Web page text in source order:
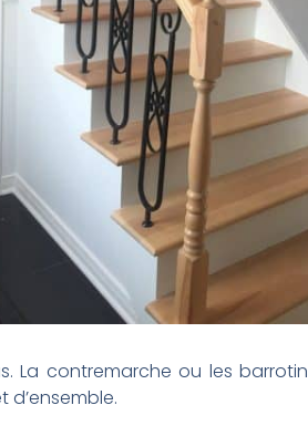
La contremarche ou les